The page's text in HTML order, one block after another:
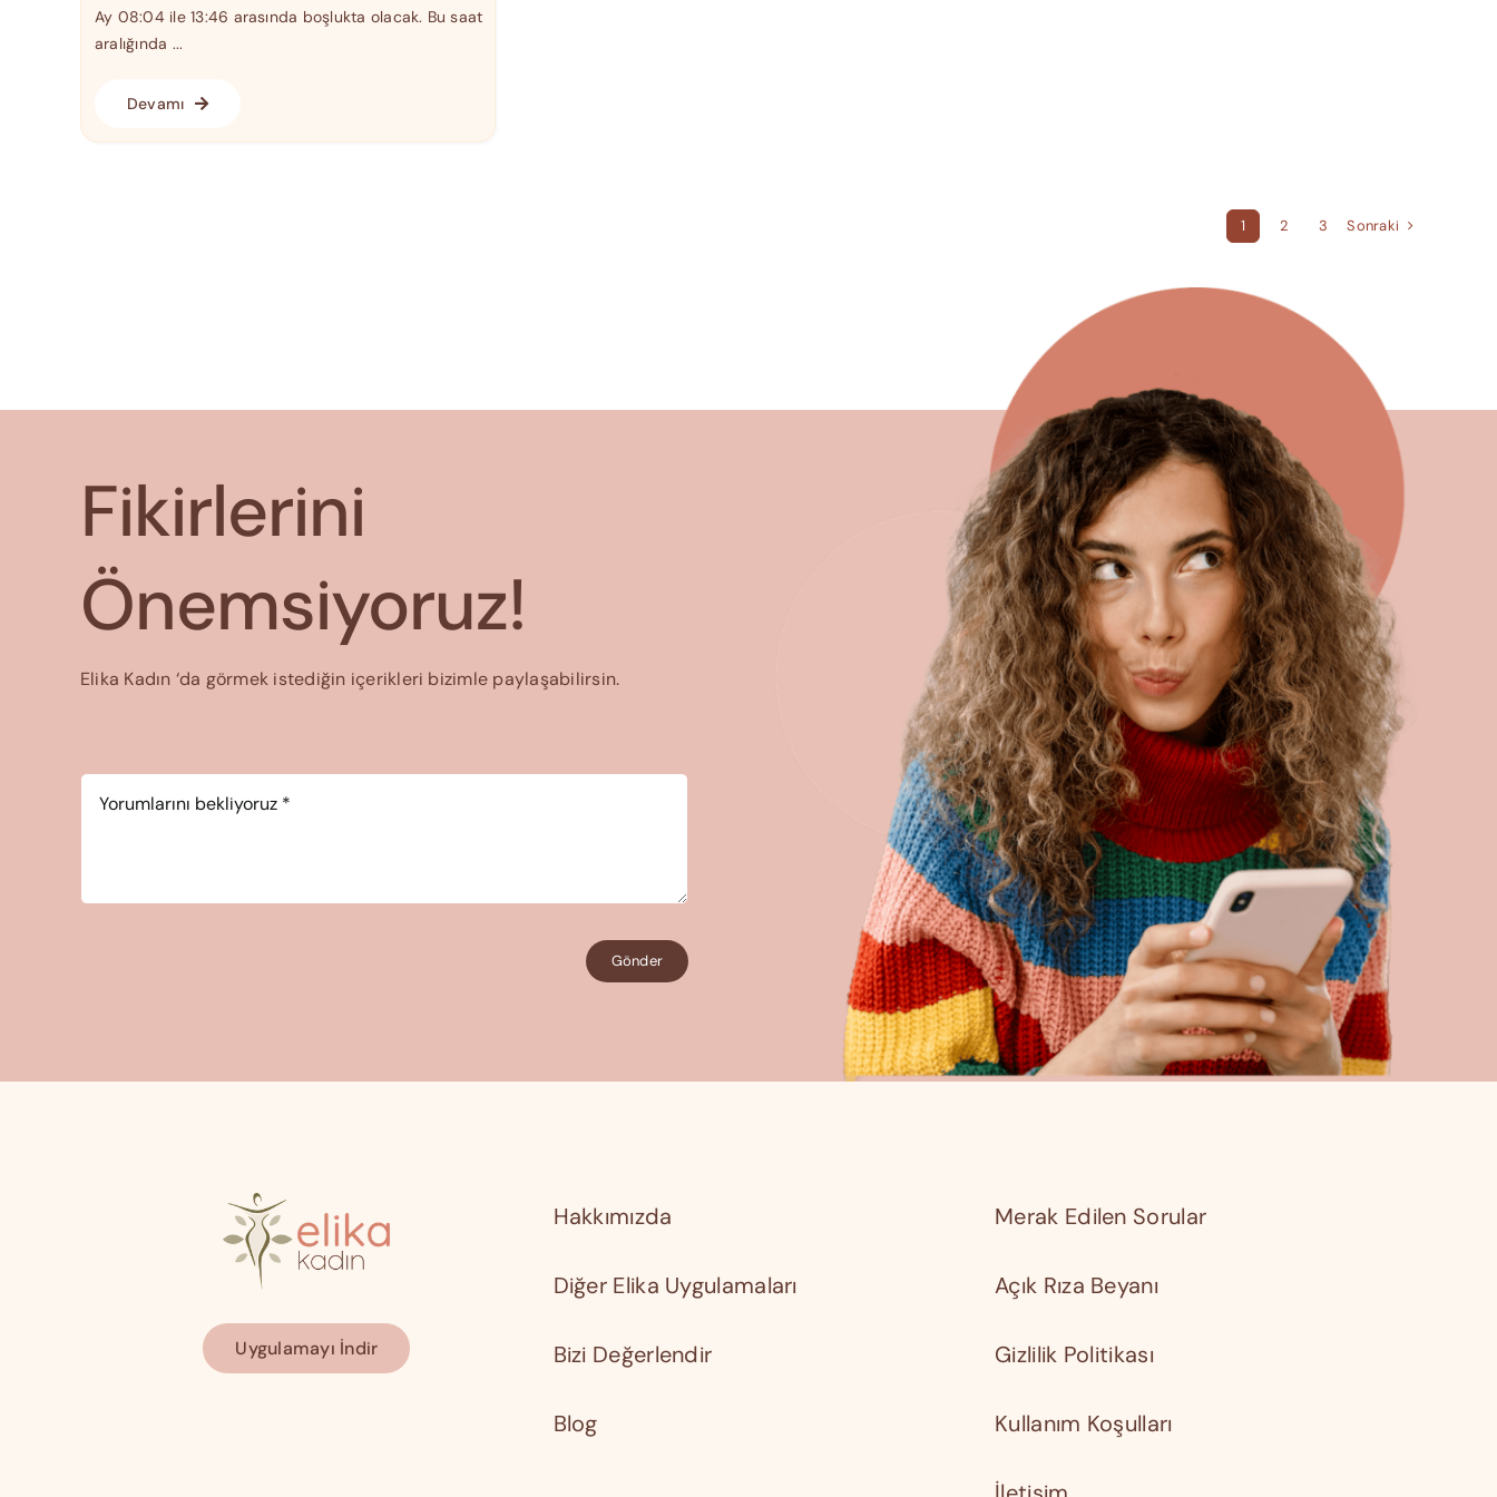
Ay 08:04 ile 13:46 arasında boşlukta olacak. Bu saat
aralığında ...
Devamı
1 2 3 Sonraki
Fikirlerini
Önemsiyoruz!
Elika Kadın ‘da görmek istediğin içerikleri bizimle paylaşabilirsin.
Gönder
Uygulamayı İndir
Hakkımızda
Diğer Elika Uygulamaları
Bizi Değerlendir
Blog
Merak Edilen Sorular
Açık Rıza Beyanı
Gizlilik Politikası
Kullanım Koşulları